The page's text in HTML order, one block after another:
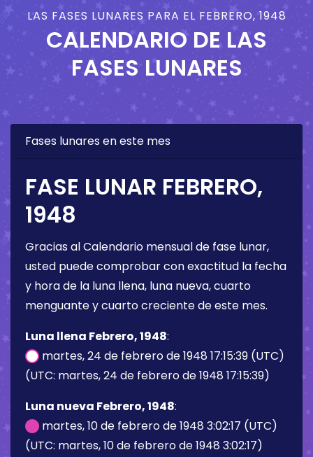
LAS FASES LUNARES PARA EL FEBRERO, 1948
CALENDARIO DE LAS
FASES LUNARES
Fases lunares en este mes
FASE LUNAR FEBRERO,
1948
Gracias al Calendario mensual de fase lunar,
usted puede comprobar con exactitud la fecha
y hora de la luna llena, luna nueva, cuarto
menguante y cuarto creciente de este mes.
Luna llena Febrero, 1948:
martes, 24 de febrero de 1948 17:15:39 (UTC)
(UTC: martes, 24 de febrero de 1948 17:15:39)
Luna nueva Febrero, 1948:
martes, 10 de febrero de 1948 3:02:17 (UTC)
(UTC: martes, 10 de febrero de 1948 3:02:17)